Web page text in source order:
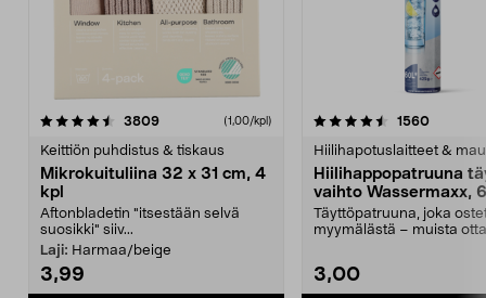
3809arvostelut (1,00/kpl)
Keittiön puhdistus & tiskaus
Mikrokuituliina 32 x 31 cm, 4
kpl
Aftonbladetin "itsestään selvä
suosikki" siiv...
Laji: Harmaa/beige
3,99
4.5viidestä
1560
Hiilihapotuslaitteet &
Hiilihappopatruuna
vaihto Wassermaxx,
Täyttöpatruuna, joka
myymälästä – muista
3,00
4.5viidestä